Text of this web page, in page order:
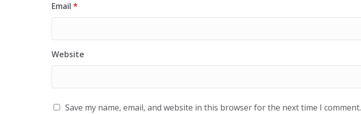
Email *
Website
Save my name, email, and website in this browser for the next time I comment.